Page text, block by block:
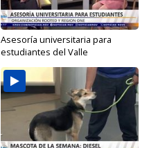
Asesoría universitaria para
estudiantes del Valle